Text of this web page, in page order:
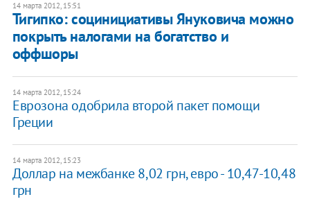
14 марта 2012, 15:51
Тигипко: социнициативы Януковича можно
покрыть налогами на богатство и
оффшоры
14 марта 2012, 15:24
Еврозона одобрила второй пакет помощи
Греции
14 марта 2012, 15:23
Доллар на межбанке 8,02 грн, евро - 10,47-10,48
грн